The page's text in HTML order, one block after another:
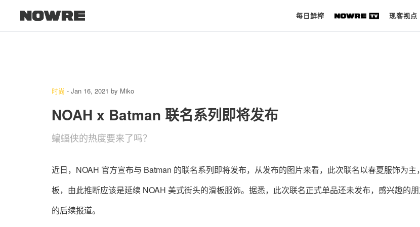
每日鲜榨 现客视点
时尚 - Jan 16, 2021 by Miko
NOAH x Batman 联名系列即将发布
蝙蝠侠的热度要来了吗？
近日，NOAH 官方宣布与 Batman 的联名系列即将发布，从发布的图片来看，此次联名以春夏服饰为主
板，由此推断应该是延续 NOAH 美式街头的滑板服饰。据悉，此次联名正式单品还未发布，感兴趣的
的后续报道。